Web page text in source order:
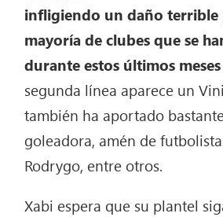
infligiendo un daño terrible
mayoría de clubes que se
durante estos últimos
segunda línea aparece un
también ha aportado
goleadora, amén de
Rodrygo, entre otros.
Xabi espera que su plantel